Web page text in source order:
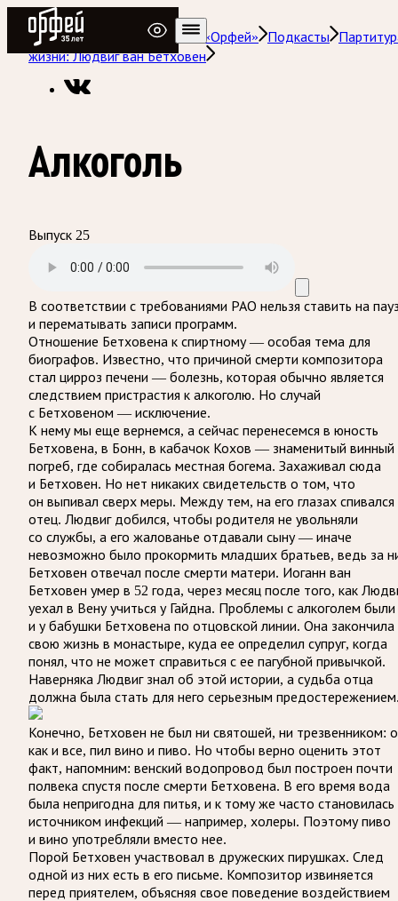
Радио Орфей
Радио классической музыки «Орфей»
Подкасты
жизни: Людвиг ван Бетховен
Алкоголь
Выпуск 25
В соответствии с требованиями РАО нельзя ставить на
и перематывать записи программ.
Отношение Бетховена к спиртному — особая тема для
биографов. Известно, что причиной смерти композитора
стал цирроз печени — болезнь, которая обычно является
следствием пристрастия к алкоголю. Но случай
с Бетховеном — исключение.
К нему мы еще вернемся, а сейчас перенесемся в юность
Бетховена, в Бонн, в кабачок Кохов — знаменитый винный
погреб, где собиралась местная богема. Захаживал сюда
и Бетховен. Но нет никаких свидетельств о том, что
он выпивал сверх меры. Между тем, на его глазах спивался
отец. Людвиг добился, чтобы родителя не увольняли
со службы, а его жалованье отдавали сыну — иначе
невозможно было прокормить младших братьев, ведь за
Бетховен отвечал после смерти матери. Иоганн ван
Бетховен умер в 52 года, через месяц после того, как
уехал в Вену учиться у Гайдна. Проблемы с алкоголем были
и у бабушки Бетховена по отцовской линии. Она закончила
свою жизнь в монастыре, куда ее определил супруг, когда
понял, что не может справиться с ее пагубной привычкой.
Наверняка Людвиг знал об этой истории, а судьба отца
должна была стать для него серьезным
Конечно, Бетховен не был ни святошей, ни трезвенником:
как и все, пил вино и пиво. Но чтобы верно оценить этот
факт, напомним: венский водопровод был построен почти
полвека спустя после смерти Бетховена. В его время вода
была непригодна для питья, и к тому же часто становилась
источником инфекций — например, холеры. Поэтому пиво
и вино употребляли вместо нее.
Порой Бетховен участвовал в дружеских пирушках. След
одной из них есть в его письме. Композитор извиняется
перед приятелем, объясняя свое поведение воздействием